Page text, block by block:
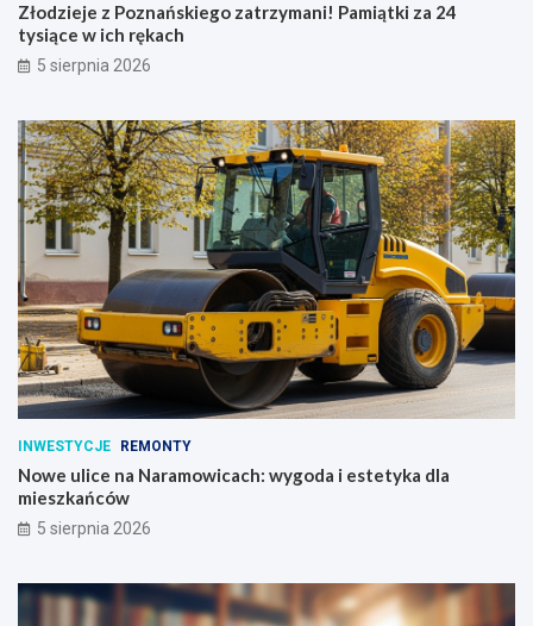
Złodzieje z Poznańskiego zatrzymani! Pamiątki za 24
tysiące w ich rękach
5 sierpnia 2026
INWESTYCJE REMONTY
Nowe ulice na Naramowicach: wygoda i estetyka dla
mieszkańców
5 sierpnia 2026